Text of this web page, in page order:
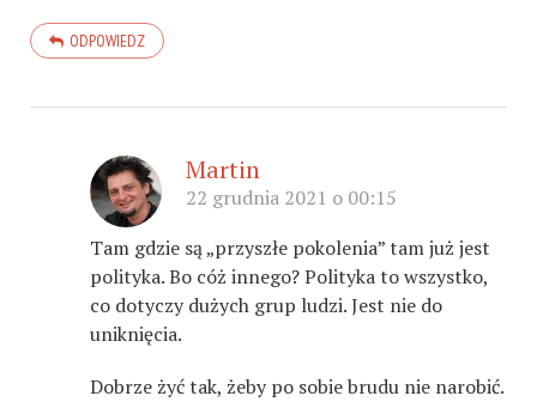
ODPOWIEDZ
Martin
22 grudnia 2021 o 00:15
Tam gdzie są „przyszłe pokolenia” tam już jest
polityka. Bo cóż innego? Polityka to wszystko,
co dotyczy dużych grup ludzi. Jest nie do
uniknięcia.
Dobrze żyć tak, żeby po sobie brudu nie narobić.